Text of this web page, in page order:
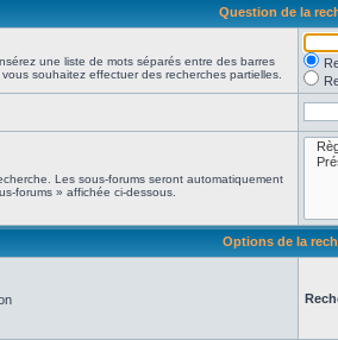
Question de la
une liste de mots séparés entre des barres
souhaitez effectuer des recherches partielles.
Les sous-forums seront automatiquement
forums » affichée ci-dessous.
Options de la